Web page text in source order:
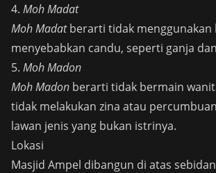
4. Moh Madat
Moh Madatberarti tidak menggunakan
menyebabkan candu, seperti ganja
5. Moh Madon
Moh Madon berarti tidak bermain
tidak melakukan zina atau
lawan jenis yang bukan istrinya.
Lokasi
Masjid Ampel dibangun di atas